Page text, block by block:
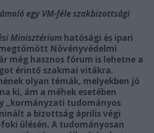
egy VM-féle szakbizottsági
Minisztérium hatósági és ipari
Növényvédelmi
még hasznos fórum is lehetne a
érintő szakmai vitákra.
olyan témák, melyekben jó
ki, ám a méhek esetében
„kormányzati tudományos
a bizottság április végi
ülésén. A tudományosan